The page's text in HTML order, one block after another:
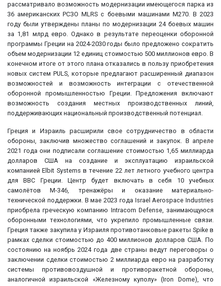
рассматривало возможность модернизации имеющегося парка из
36 американских РСЗО MLRS с боевыми машинами M270. В 2023
году были утверждены планы по модернизации 24 боевых машин
за 1,81 млрд евро. Однако в результате переоценки оборонной
программы Греции на 2024-2030 годы было предложено сократить
объем модернизации 12 единиц стоимостью 500 миллионов евро. В
конечном итоге от этого плана отказались в пользу приобретения
новых систем PULS, которые предлагают расширенный диапазон
возможностей и возможность интеграции с отечественной
оборонной промышленностью Греции. Предложения включают
возможность создания местных производственных линий,
поддерживающих национальный производственный потенциал.
Греция и Израиль расширили свое сотрудничество в области
обороны, заключив множество соглашений и закупок. В апреле
2021 года они подписали соглашение стоимостью 1,65 миллиарда
долларов США на создание и эксплуатацию израильской
компанией Elbit Systems в течение 22 лет летного учебного центра
для ВВС Греции. Центр будет включать в себя 10 учебных
самолётов M-346, тренажёры и оказание материально-
технической поддержки. В мае 2023 года Israel Aerospace Industries
приобрела греческую компанию Intracom Defense, занимающуюся
оборонными технологиями, что укрепило промышленные связи.
Греция также закупила у Израиля противотанковые ракеты Spike в
рамках сделки стоимостью до 400 миллионов долларов США. По
состоянию на ноябрь 2024 года две страны ведут переговоры о
заключении сделки стоимостью 2 миллиарда евро на разработку
системы противовоздушной и противоракетной обороны,
аналогичной израильской «Железному куполу» (Iron Dome), что